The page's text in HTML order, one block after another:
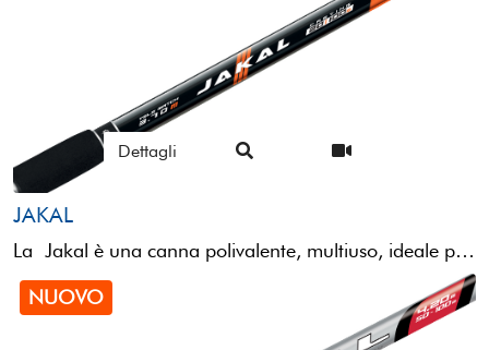
Dettagli
JAKAL
La Jakal è una canna polivalente, multiuso, ideale per la pesca sia in acqua dolce che salata, utilizzando ...
NUOVO